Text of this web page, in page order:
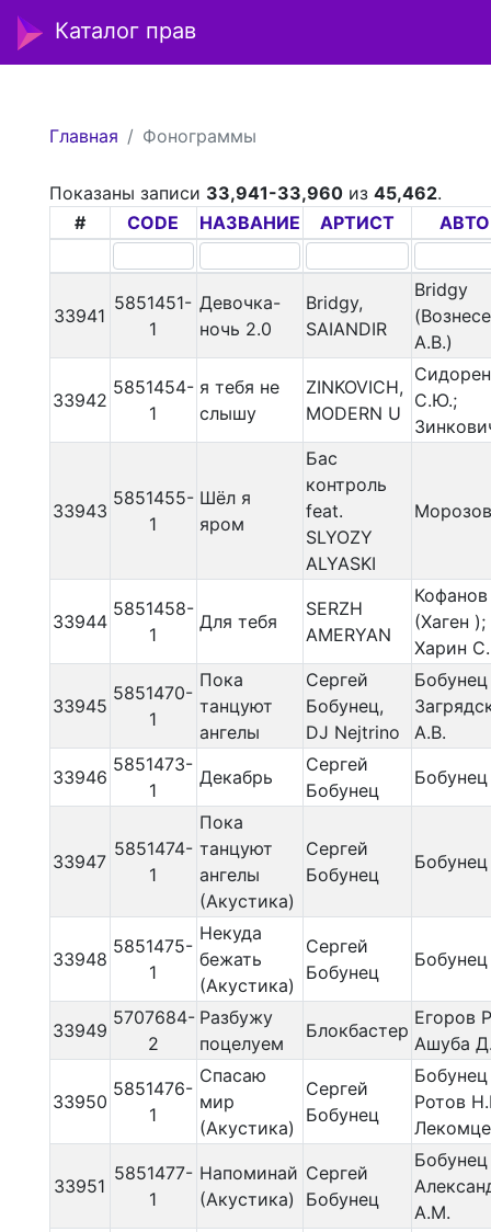
Каталог прав
Главная Фонограммы
Показаны записи 33,941-33,960из 45,462.
#
CODE НАЗВАНИЕ АРТИСТ
33941
5851451-
1
Девочка-
ночь 2.0
Bridgy,
SAIANDIR
Bridgy
А.В.)
33942
5851454-
1
я тебя не
слышу
ZINKOVICH,
MODERN U
С.Ю.;
33943
5851455-
1
Шёл я
яром
Бас
контроль
feat.
SLYOZY
ALYASKI
33944
5851458-
1
Для тебя
SERZH
AMERYAN
(Хаген );
Харин С.
33945
5851470-
1
Пока
танцуют
ангелы
Сергей
Бобунец,
DJ Nejtrino
А.В.
33946
5851473-
1
Декабрь
Сергей
Бобунец
33947
5851474-
1
Пока
танцуют
ангелы
(Акустика)
Сергей
Бобунец
33948
5851475-
1
Некуда
бежать
(Акустика)
Сергей
Бобунец
33949
5707684-
2
Разбужу
поцелуем
Блокбастер
Егоров
Ашуба
33950
5851476-
1
Спасаю
мир
(Акустика)
Сергей
Бобунец
Ротов
33951
5851477-
1
Напоминай
(Акустика)
Сергей
Бобунец
А.М.